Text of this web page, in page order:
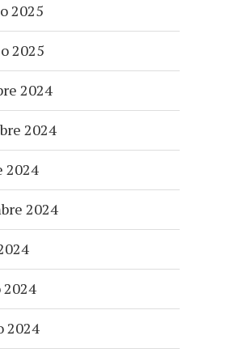
2025
2025
2024
2024
2024
2024
2024